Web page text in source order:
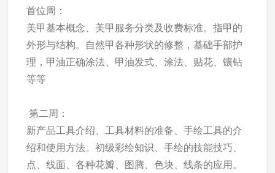
首位周：
美甲基本概念、美甲服务分类及收费标准。指甲的
外形与结构。自然甲各种形状的修整，基础手部护
理，甲油正确涂法、甲油发式、涂法、贴花、镶钻
等等
第二周：
新产品工具介绍、工具材料的准备、手绘工具的介
绍和使用方法。初级彩绘知识、手绘的技能技巧、
点、线面、各种花瓣、图腾、色块、线条的应用。